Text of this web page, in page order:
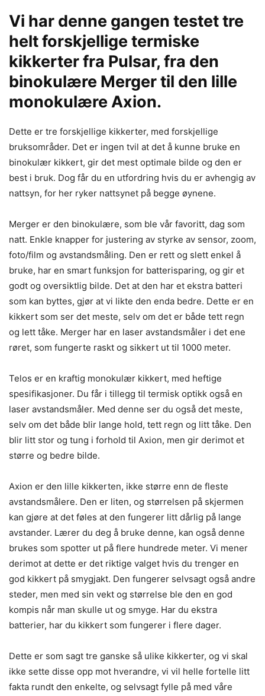
Vi har denne gangen testet tre
helt forskjellige termiske
kikkerter fra Pulsar, fra den
binokulære Merger til den lille
monokulære Axion.
Dette er tre forskjellige kikkerter, med forskjellige
bruksområder. Det er ingen tvil at det å kunne bruke en
binokulær kikkert, gir det mest optimale bilde og den er
best i bruk. Dog får du en utfordring hvis du er avhengig av
nattsyn, for her ryker nattsynet på begge øynene.
Merger er den binokulære, som ble vår favoritt, dag som
natt. Enkle knapper for justering av styrke av sensor, zoom,
foto/film og avstandsmåling. Den er rett og slett enkel å
bruke, har en smart funksjon for batterisparing, og gir et
godt og oversiktlig bilde. Det at den har et ekstra batteri
som kan byttes, gjør at vi likte den enda bedre. Dette er en
kikkert som ser det meste, selv om det er både tett regn
og lett tåke. Merger har en laser avstandsmåler i det ene
røret, som fungerte raskt og sikkert ut til 1000 meter.
Telos er en kraftig monokulær kikkert, med heftige
spesifikasjoner. Du får i tillegg til termisk optikk også en
laser avstandsmåler. Med denne ser du også det meste,
selv om det både blir lange hold, tett regn og litt tåke. Den
blir litt stor og tung i forhold til Axion, men gir derimot et
større og bedre bilde.
Axion er den lille kikkerten, ikke større enn de fleste
avstandsmålere. Den er liten, og størrelsen på skjermen
kan gjøre at det føles at den fungerer litt dårlig på lange
avstander. Lærer du deg å bruke denne, kan også denne
brukes som spotter ut på flere hundrede meter. Vi mener
derimot at dette er det riktige valget hvis du trenger en
god kikkert på smygjakt. Den fungerer selvsagt også andre
steder, men med sin vekt og størrelse ble den en god
kompis når man skulle ut og smyge. Har du ekstra
batterier, har du kikkert som fungerer i flere dager.
Dette er som sagt tre ganske så ulike kikkerter, og vi skal
ikke sette disse opp mot hverandre, vi vil helle fortelle litt
fakta rundt den enkelte, og selvsagt fylle på med våre